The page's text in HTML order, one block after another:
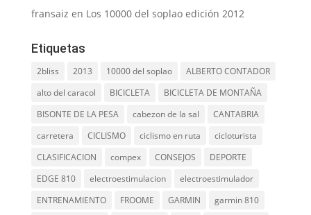
fransaiz en Los 10000 del soplao edición 2012
Etiquetas
2bliss 2013 10000 del soplao
ALBERTO CONTADOR
alto del caracol
BICICLETA
BICICLETA DE MONTAÑA
BISONTE DE LA PESA
cabezon de la sal
CANTABRIA
carretera
CICLISMO ciclismo en ruta
cicloturista
CLASIFICACION
compex CONSEJOS
DEPORTE
EDGE 810
electroestimulacion
electroestimulador
ENTRENAMIENTO
FROOME GARMIN garmin 810